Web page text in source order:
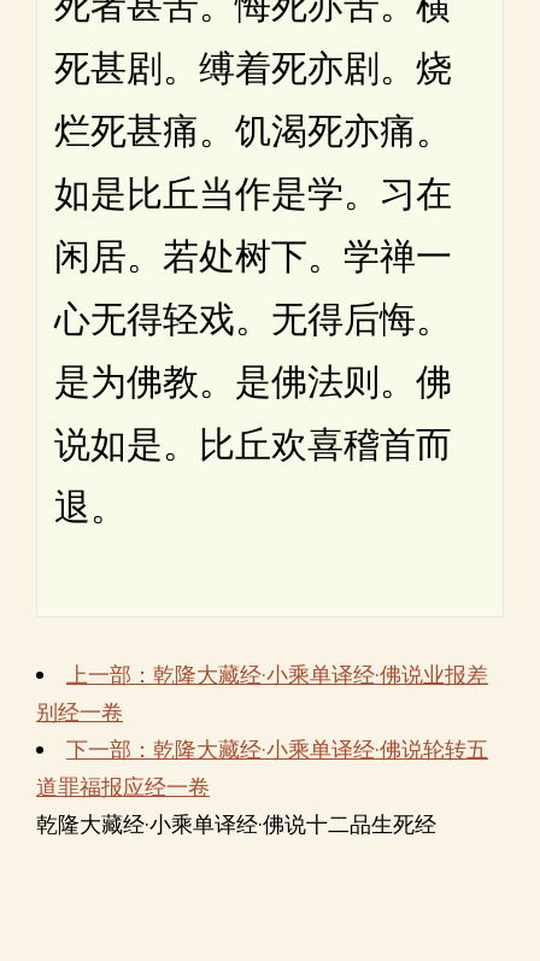
死甚剧。缚着死亦剧。烧
烂死甚痛。饥渴死亦痛。
如是比丘当作是学。习在
闲居。若处树下。学禅一
心无得轻戏。无得后悔。
是为佛教。是佛法则。佛
说如是。比丘欢喜稽首而
退。
上一部：乾隆大藏经·小乘单译经·佛说业报差
别经一卷
下一部：乾隆大藏经·小乘单译经·佛说轮转五
道罪福报应经一卷
乾隆大藏经·小乘单译经·佛说十二品生死经